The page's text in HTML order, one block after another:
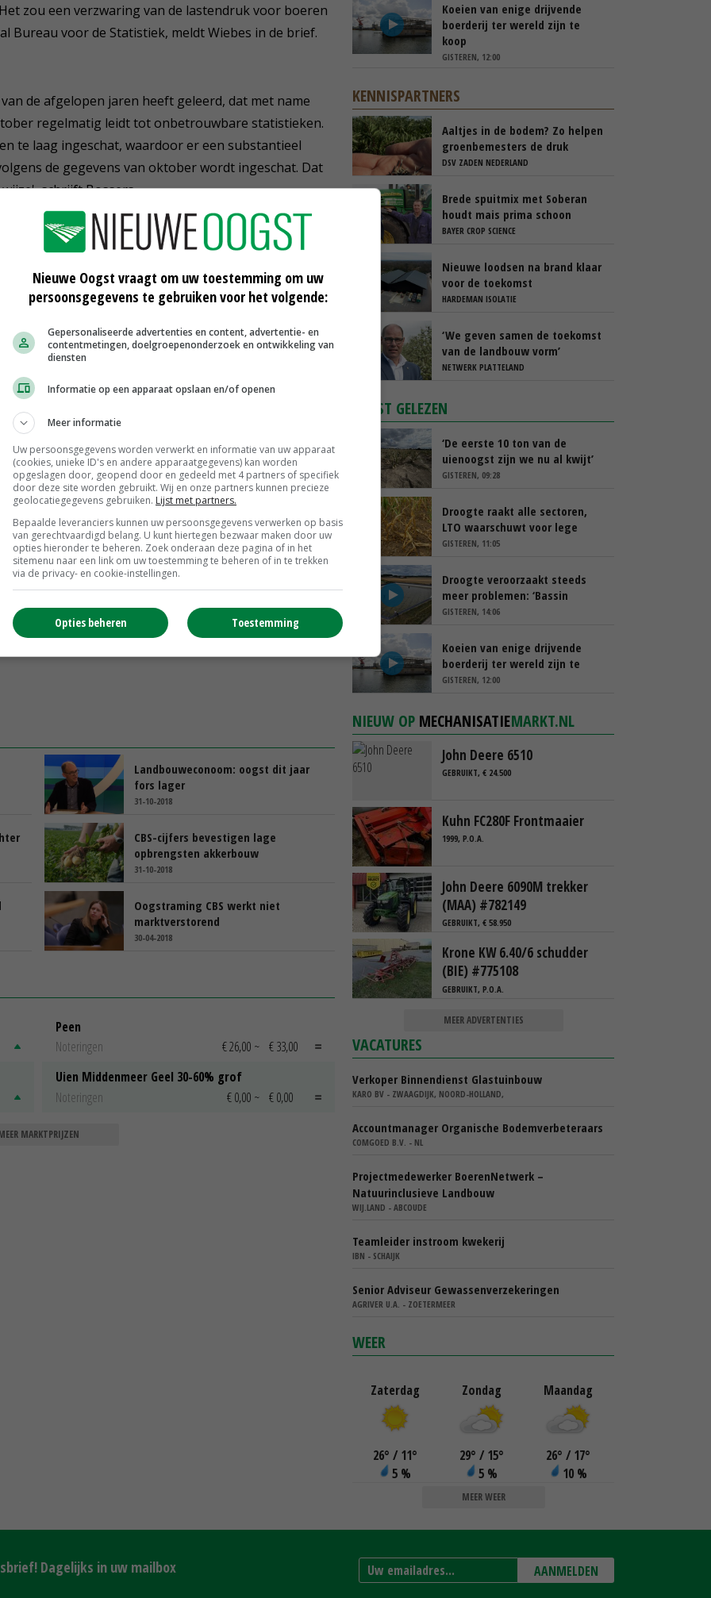
zou een verzwaring van de lastendruk voor boeren
Bureau voor de Statistiek, meldt Wiebes in de brief.
de afgelopen jaren heeft geleerd, dat met name
regelmatig leidt tot onbetrouwbare statistieken.
te laag ingeschat, waardoor er een substantieel
de gegevens van oktober wordt ingeschat. Dat
schrijft Bossers.
nauwkeuriger beeld van het uitvalpercentage. Dat
pleit LTO-werkgroep Consumptieaardappelen en
te baseren op de inventarisatie van december.
ook voor uitgesproken door voor de motie
heeft aangegeven dat hij deze motie niet kan
'Dat is echter niet juist: omdat er één
een lastenverlichting', stelt Bossers.
het risico dat de markt een aantal maanden geleid
wordt verkleind. Daarmee wordt de positie van
Reden waarom de LTO-werkgroep via de
de motie alsnog uit te voeren.
Landbouweconoom: oogst dit jaar
fors lager
31-10-2018
CBS-cijfers bevestigen lage
opbrengsten akkerbouw
31-10-2018
Oogstraming CBS werkt niet
marktverstorend
30-04-2018
Peen
Noteringen
€ 26,00 ~ € 33,00
Uien Middenmeer Geel 30-60% grof
Noteringen
€ 0,00 ~ € 0,00
MARKTPRIJZEN
Koeien van enige drijvende
boerderij ter wereld zijn te
koop
GISTEREN, 12:00
KENNISPARTNERS
Aaltjes in de bodem? Zo helpen
groenbemesters de druk
natuurlijk verlagen
DSV ZADEN NEDERLAND
Brede spuitmix met Soberan
houdt mais prima schoon
BAYER CROP SCIENCE
Nieuwe loodsen na brand klaar
voor de toekomst
HARDEMAN ISOLATIE
‘We geven samen de toekomst
van de landbouw vorm’
NETWERK PLATTELAND
MEEST GELEZEN
‘De eerste 10 ton van de
uienoogst zijn we nu al kwijt’
GISTEREN, 09:28
Droogte raakt alle sectoren,
LTO waarschuwt voor lege
schappen
GISTEREN, 11:05
Droogte veroorzaakt steeds
meer problemen: ‘Bassin
afgelopen week al leeg’
GISTEREN, 14:06
Koeien van enige drijvende
boerderij ter wereld zijn te
koop
GISTEREN, 12:00
NIEUW OP MECHANISATIEMARKT.NL
John Deere 6510
GEBRUIKT, € 24.500
Kuhn FC280F Frontmaaier
1999, P.O.A.
John Deere 6090M trekker
(MAA) #782149
GEBRUIKT, € 58.950
Krone KW 6.40/6 schudder
(BIE) #775108
GEBRUIKT, P.O.A.
MEER ADVERTENTIES
VACATURES
Verkoper Binnendienst Glastuinbouw
KARO BV - ZWAAGDIJK, NOORD-HOLLAND,
Accountmanager Organische Bodemverbeteraars
COMGOED B.V. - NL
Projectmedewerker BoerenNetwerk –
Natuurinclusieve Landbouw
WIJ.LAND - ABCOUDE
Teamleider instroom kwekerij
IBN - SCHAIJK
Senior Adviseur Gewassenverzekeringen
AGRIVER U.A. - ZOETERMEER
WEER
Zaterdag
26° / 11°
5 %
Zondag
29° / 15°
5 %
Maandag
26° / 17°
10 %
MEER WEER
Dagelijks in uw mailbox AANMELDEN
Nieuwe Oogst vraagt om uw toestemming om uw
persoonsgegevens te gebruiken voor het volgende:
Gepersonaliseerde advertenties en content, advertentie- en
contentmetingen, doelgroepenonderzoek en ontwikkeling van
diensten
Informatie op een apparaat opslaan en/of openen
Meer informatie
Uw persoonsgegevens worden verwerkt en informatie van uw apparaat
(cookies, unieke ID's en andere apparaatgegevens) kan worden
opgeslagen door, geopend door en gedeeld met 4 partners of specifiek
door deze site worden gebruikt. Wij en onze partners kunnen precieze
geolocatiegegevens gebruiken. Lijst met partners.
Bepaalde leveranciers kunnen uw persoonsgegevens verwerken op basis
van gerechtvaardigd belang. U kunt hiertegen bezwaar maken door uw
opties hieronder te beheren. Zoek onderaan deze pagina of in het
sitemenu naar een link om uw toestemming te beheren of in te trekken
via de privacy- en cookie-instellingen.
Toestemming
Opties beheren